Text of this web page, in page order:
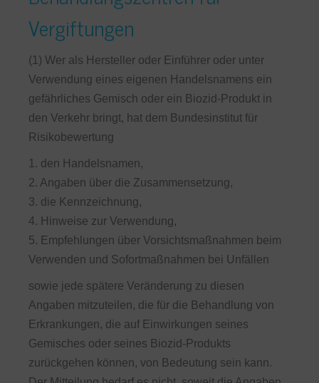
Vergiftungen
(1) Wer als Hersteller oder Einführer oder unter
Verwendung eines eigenen Handelsnamens ein
gefährliches Gemisch oder ein Biozid-Produkt in
den Verkehr bringt, hat dem Bundesinstitut für
Risikobewertung
1. den Handelsnamen,
2. Angaben über die Zusammensetzung,
3. die Kennzeichnung,
4. Hinweise zur Verwendung,
5. Empfehlungen über Vorsichtsmaßnahmen beim
Verwenden und Sofortmaßnahmen bei Unfällen
sowie jede spätere Veränderung zu diesen
Angaben mitzuteilen, die für die Behandlung von
Erkrankungen, die auf Einwirkungen seines
Gemisches oder seines Biozid-Produkts
zurückgehen können, von Bedeutung sein kann.